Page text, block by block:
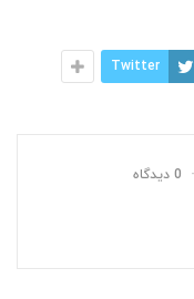
Twitter
0 دیدگاه